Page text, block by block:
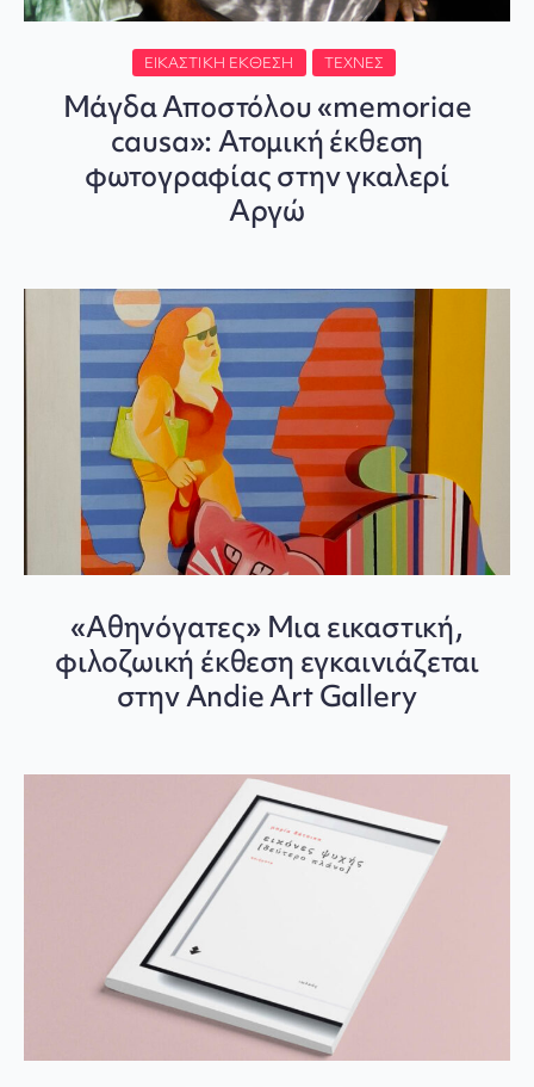
ΕΙΚΑΣΤΙΚΉ ΈΚΘΕΣΗ ΤΈΧΝΕΣ
Μάγδα Αποστόλου «memoriae
causa»: Ατομική έκθεση
φωτογραφίας στην γκαλερί
Αργώ
«Αθηνόγατες» Μια εικαστική,
φιλοζωική έκθεση εγκαινιάζεται
στην Andie Art Gallery